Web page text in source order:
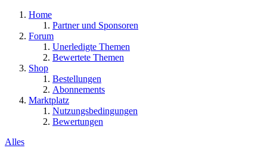
Home
Partner und Sponsoren
Forum
Unerledigte Themen
Bewertete Themen
Shop
Bestellungen
Abonnements
Marktplatz
Nutzungsbedingungen
Bewertungen
Alles